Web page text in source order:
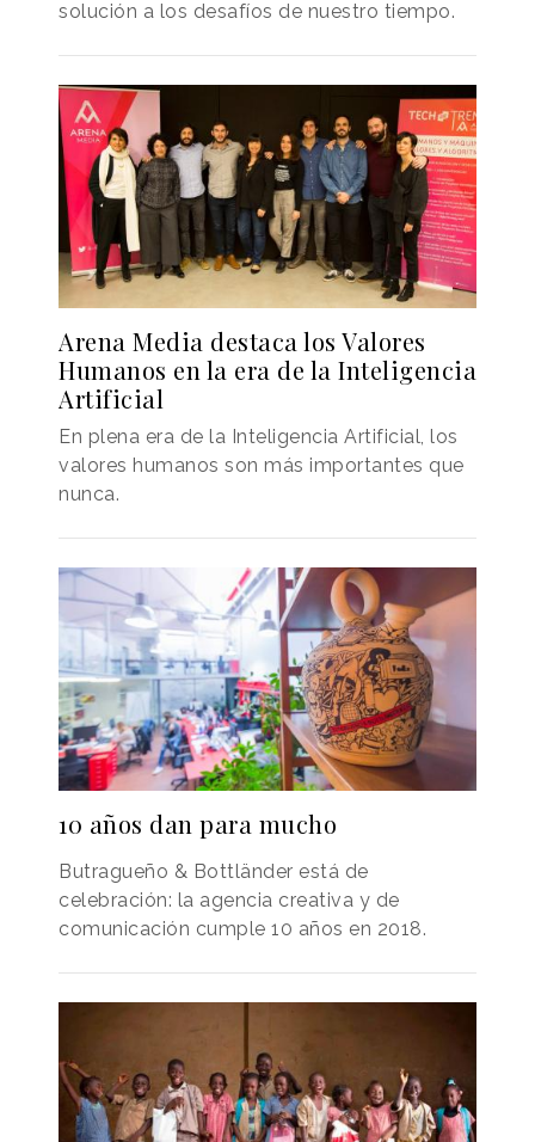
solución a los desafíos de nuestro tiempo.
Arena Media destaca los Valores
Humanos en la era de la Inteligencia
Artificial
En plena era de la Inteligencia Artificial, los
valores humanos son más importantes que
nunca.
10 años dan para mucho
Butragueño & Bottländer está de
celebración: la agencia creativa y de
comunicación cumple 10 años en 2018.